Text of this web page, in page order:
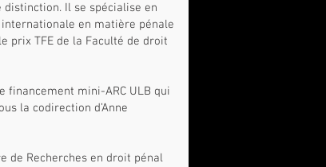
distinction. Il se spécialise en
en matière pénale
prix TFE de la Faculté de droit
financement mini-ARC ULB qui
la codirection d’Anne
de Recherches en droit pénal